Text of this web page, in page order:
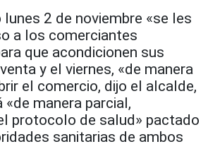
2 de noviembre «se les
a los comerciantes
que acondicionen sus
y el viernes, «de manera
el comercio, dijo el alcalde,
«de manera parcial,
protocolo de salud» pactado
sanitarias de ambos